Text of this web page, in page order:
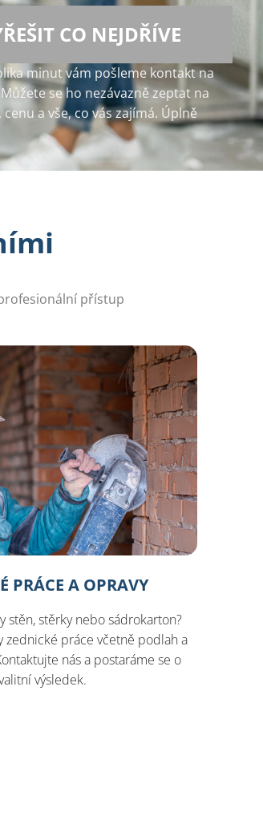
CO NEJDŘÍVE
minut vám pošleme kontakt na
se ho nezávazně zeptat na
a vše, co vás zajímá. Úplně
přístup
PRÁCE A OPRAVY
stěn, stěrky nebo sádrokarton?
zednické práce včetně podlah a
nás a postaráme se o
výsledek.